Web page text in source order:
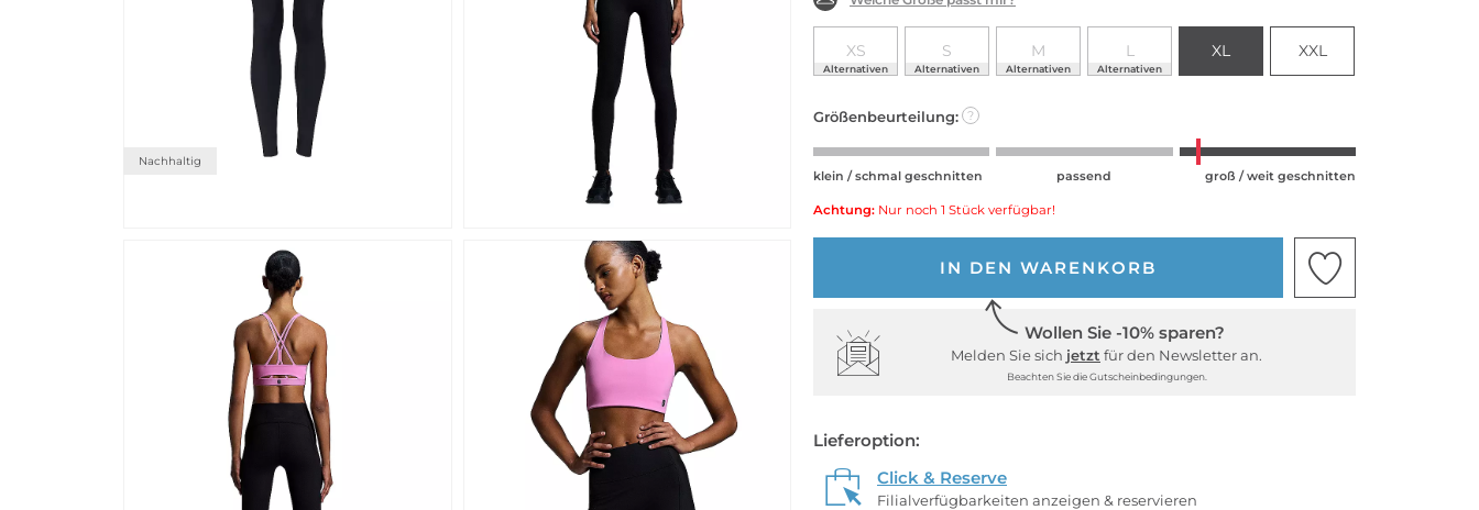
Nachhaltig
XS
Alternativen
S
Alternativen
M
Alternativen
L
Alternativen
XL XXL
Größenbeurteilung: ?
klein / schmal geschnitten passend groß / weit geschnitten
Achtung: Nur noch 1 Stück verfügbar!
IN DEN WARENKORB
Wollen Sie -10% sparen?
Melden Sie sich jetzt für den Newsletter an.
Beachten Sie die Gutscheinbedingungen.
Lieferoption:
Click & Reserve
Filialverfügbarkeiten anzeigen & reservieren